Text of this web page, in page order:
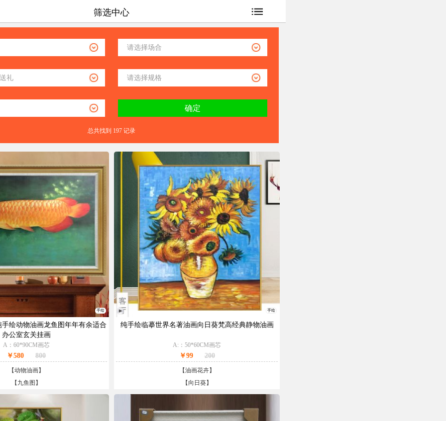
筛选中心
总共找到 197 记录
手绘
绘动物油画龙鱼图年年有余适合
办公室玄关挂画
A：60*90CM画芯
￥580 800
【动物油画】
【 九鱼图 】
手绘
纯手绘临摹世界名著油画向日葵梵高经典静物油画
A:：50*60CM画芯
￥99 200
【油画花卉】
【向日葵】